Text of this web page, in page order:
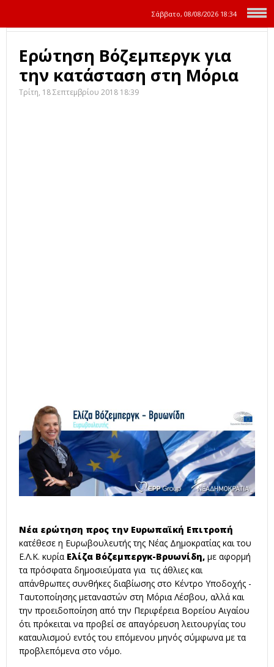
Σάββατο, 08/08/2026 18:34
Ερώτηση Βόζεμπεργκ για
την κατάσταση στη Μόρια
Τρίτη, 18 Σεπτεμβρίου 2018 18:39
Νέα ερώτηση προς την Ευρωπαϊκή Επιτροπή
κατέθεσε η Ευρωβουλευτής της Νέας Δημοκρατίας και του
Ε.Λ.Κ. κυρία Ελίζα Βόζεμπεργκ-Βρυωνίδη, με αφορμή
τα πρόσφατα δημοσιεύματα για τις άθλιες και
απάνθρωπες συνθήκες διαβίωσης στο Κέντρο Υποδοχής -
Ταυτοποίησης μεταναστών στη Μόρια Λέσβου, αλλά και
την προειδοποίηση από την Περιφέρεια Βορείου Αιγαίου
ότι πρόκειται να προβεί σε απαγόρευση λειτουργίας του
καταυλισμού εντός του επόμενου μηνός σύμφωνα με τα
προβλεπόμενα στο νόμο.